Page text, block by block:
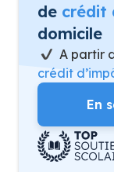
de crédit
domicile
A partir
crédit
En